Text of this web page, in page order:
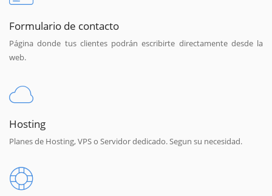
Formulario de contacto
Página donde tus clientes podrán escribirte directamente desde la
web.
Hosting
Planes de Hosting, VPS o Servidor dedicado. Segun su necesidad.